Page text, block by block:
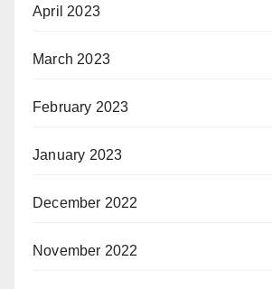
April 2023
March 2023
February 2023
January 2023
December 2022
November 2022